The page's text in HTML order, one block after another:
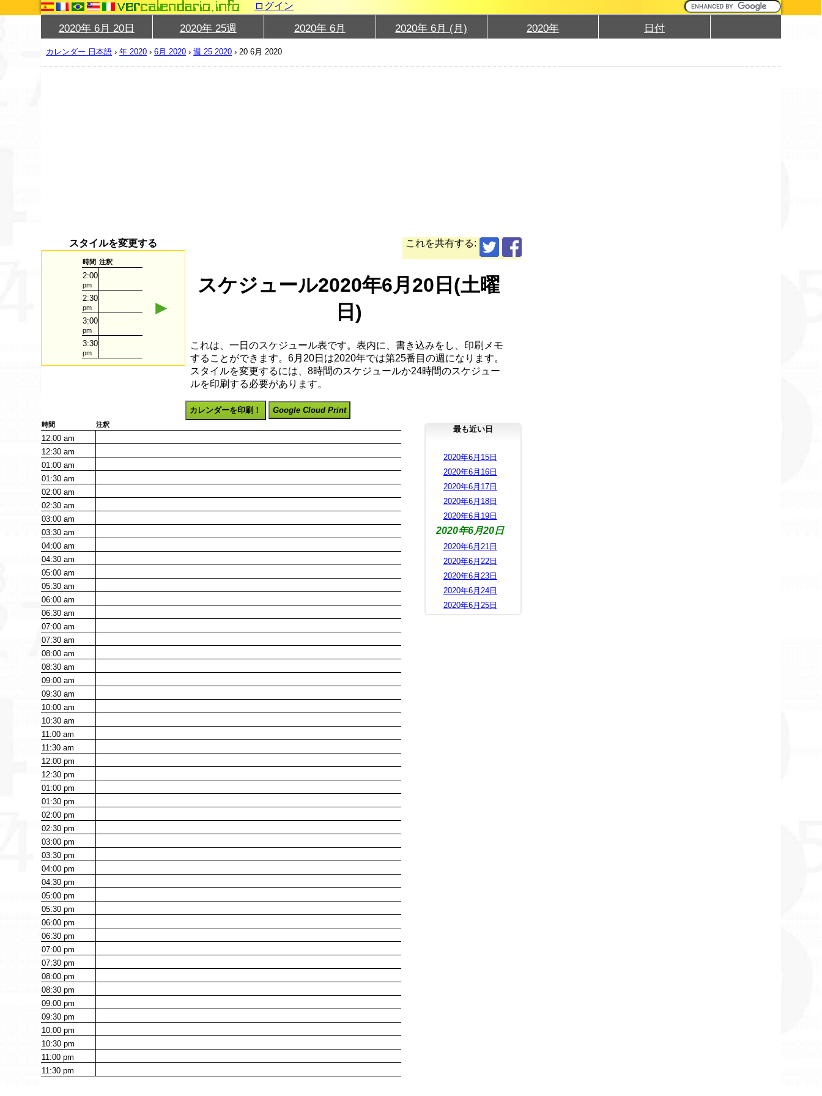
ログイン
2020年 6月 20日 2020年 25週 2020年 6月 2020年 6月 (月) 2020年 日付
カレンダー 日本語 ›年 2020 ›6月 2020 ›週 25 2020 ›20 6月 2020
これを共有する:
スタイルを変更する
時間 注釈
2:00
pm
2:30
pm
3:00
pm
3:30
pm
►
スケジュール2020年6月20日(土曜
日)
これは、一日のスケジュール表です。表内に、書き込みをし、印刷メモ
することができます。6月20日は2020年では第25番目の週になります。
スタイルを変更するには、8時間のスケジュールか24時間のスケジュー
ルを印刷する必要があります。
カレンダーを印刷！ Google Cloud Print
時間 注釈
12:00am
12:30am
01:00am
01:30am
02:00am
02:30am
03:00am
03:30am
04:00am
04:30am
05:00am
05:30am
06:00am
06:30am
07:00am
07:30am
08:00am
08:30am
09:00am
09:30am
10:00am
10:30am
11:00am
11:30am
12:00pm
12:30pm
01:00pm
01:30pm
02:00pm
02:30pm
03:00pm
03:30pm
04:00pm
04:30pm
05:00pm
05:30pm
06:00pm
06:30pm
07:00pm
07:30pm
08:00pm
08:30pm
09:00pm
09:30pm
10:00pm
10:30pm
11:00pm
11:30pm
最も近い日
2020年6月15日
2020年6月16日
2020年6月17日
2020年6月18日
2020年6月19日
2020年6月20日
2020年6月21日
2020年6月22日
2020年6月23日
2020年6月24日
2020年6月25日